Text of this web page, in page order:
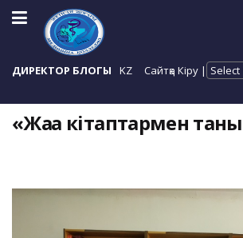
ДИРЕКТОР БЛОГЫ KZ Сайтқа Кіру |
«Жаңа кітаптармен